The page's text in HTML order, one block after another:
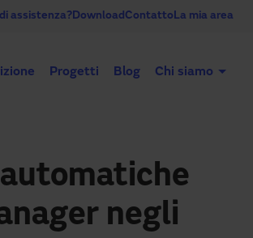
assistenza?DownloadContattoLa mia area
Progetti Blog Chi siamo
negli